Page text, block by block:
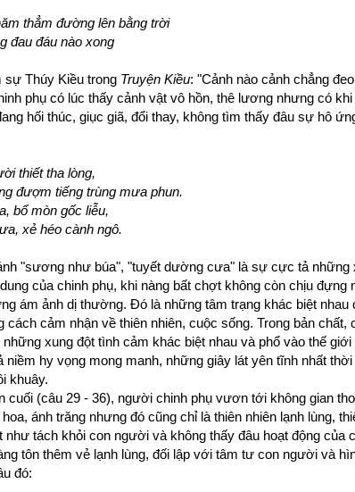
thẳm đường lên bằng trời
đau đáu nào xong
sự Thúy Kiều trong Truyện Kiều: "Cảnh nào cảnh chẳng
phụ có lúc thấy cảnh vật vô hồn, thê lương nhưng có
hối thúc, giục giã, đổi thay, không tìm thấy đâu sự hô
thiết tha lòng,
đượm tiếng trùng mưa phun.
bổ mòn gốc liễu,
xẻ héo cành ngô.
"sương như búa", "tuyết dường cưa" là sự cực tả những
của chinh phụ, khi nàng bất chợt không còn chịu
ám ảnh dị thường. Đó là những tâm trạng khác biệt
cách cảm nhận về thiên nhiên, cuộc sống. Trong bản
những xung đột tình cảm khác biệt nhau và phổ vào thế
niềm hy vọng mong manh, những giây lát yên tĩnh nhất
khuây.
cuối (câu 29 - 36), người chinh phụ vươn tới không gian
hoa, ánh trăng nhưng đó cũng chỉ là thiên nhiên lạnh lùng,
như tách khỏi con người và không thấy đâu hoạt động của
tôn thêm vẻ lạnh lùng, đối lập với tâm tư con người và
đó: